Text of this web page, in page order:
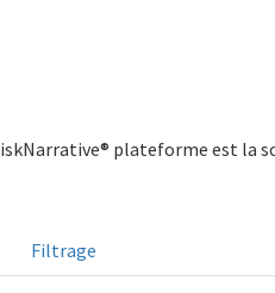
plateforme est
Filtrage